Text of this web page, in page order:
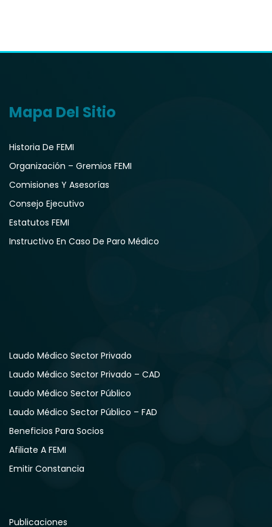
Mapa Del Sitio
Historia De FEMI
Organización – Gremios FEMI
Comisiones Y Asesorías
Consejo Ejecutivo
Estatutos FEMI
Instructivo En Caso De Paro Médico
Laudo Médico Sector Privado
Laudo Médico Sector Privado – CAD
Laudo Médico Sector Público
Laudo Médico Sector Público – FAD
Beneficios Para Socios
Afiliate A FEMI
Emitir Constancia
Publicaciones